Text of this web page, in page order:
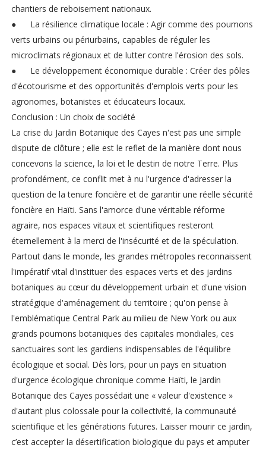
chantiers de reboisement nationaux.
●
La résilience climatique locale : Agir comme des poumons
verts urbains ou périurbains, capables de réguler les
microclimats régionaux et de lutter contre l'érosion des sols.
●
Le développement économique durable : Créer des pôles
d'écotourisme et des opportunités d'emplois verts pour les
agronomes, botanistes et éducateurs locaux.
Conclusion : Un choix de société
La crise du Jardin Botanique des Cayes n'est pas une simple
dispute de clôture ; elle est le reflet de la manière dont nous
concevons la science, la loi et le destin de notre Terre. Plus
profondément, ce conflit met à nu l'urgence d'adresser la
question de la tenure foncière et de garantir une réelle sécurité
foncière en Haïti. Sans l'amorce d'une véritable réforme
agraire, nos espaces vitaux et scientifiques resteront
éternellement à la merci de l'insécurité et de la spéculation.
Partout dans le monde, les grandes métropoles reconnaissent
l'impératif vital d'instituer des espaces verts et des jardins
botaniques au cœur du développement urbain et d'une vision
stratégique d'aménagement du territoire ; qu'on pense à
l'emblématique Central Park au milieu de New York ou aux
grands poumons botaniques des capitales mondiales, ces
sanctuaires sont les gardiens indispensables de l'équilibre
écologique et social. Dès lors, pour un pays en situation
d'urgence écologique chronique comme Haïti, le Jardin
Botanique des Cayes possédait une « valeur d'existence »
d'autant plus colossale pour la collectivité, la communauté
scientifique et les générations futures. Laisser mourir ce jardin,
c’est accepter la désertification biologique du pays et amputer